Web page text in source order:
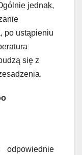
jednak,
po ustąpieniu
się z